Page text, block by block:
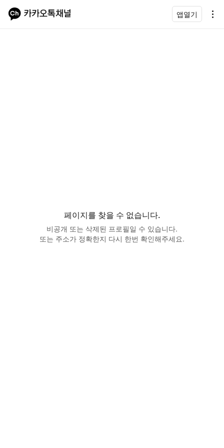
앱열기
페이지를 찾을 수 없습니다.
비공개 또는 삭제된 프로필일 수 있습니다.
또는 주소가 정확한지 다시 한번 확인해주세요.